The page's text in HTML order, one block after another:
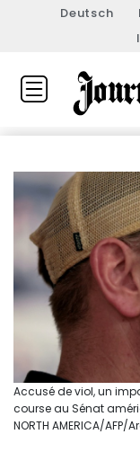
Deutsch
Accusé de viol, un
course au Sénat
NORTH AMERICA/AFP/